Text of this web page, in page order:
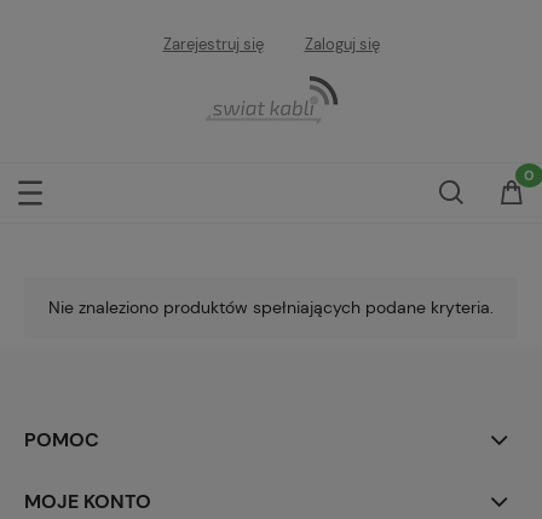
Zarejestruj się Zaloguj się
Nie znaleziono produktów spełniających podane kryteria.
POMOC
MOJE KONTO